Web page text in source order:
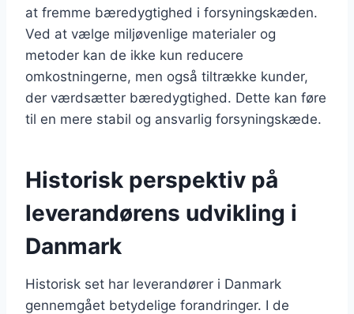
at fremme bæredygtighed i forsyningskæden.
Ved at vælge miljøvenlige materialer og
metoder kan de ikke kun reducere
omkostningerne, men også tiltrække kunder,
der værdsætter bæredygtighed. Dette kan føre
til en mere stabil og ansvarlig forsyningskæde.
Historisk perspektiv på
leverandørens udvikling i
Danmark
Historisk set har leverandører i Danmark
gennemgået betydelige forandringer. I de